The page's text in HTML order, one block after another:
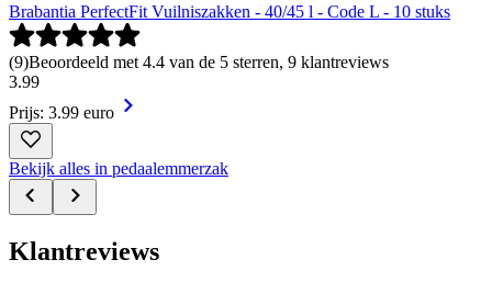
Brabantia PerfectFit Vuilniszakken - 40/45 l - Code L - 10 stuks
(9)Beoordeeld met 4.4 van de 5 sterren, 9 klantreviews
3.99
Prijs: 3.99 euro
Bekijk alles in pedaalemmerzak
Klantreviews